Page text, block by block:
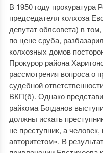
В 1950 году прокуратура
председателя колхоза
депутат облсовета) в
по цене сруба,
колхозных домов
Прокурор района
рассмотрения вопроса о
судебной
ВКП(б). Однако
райкома Богданов
должны искать
не преступник, а
авторитетом». В